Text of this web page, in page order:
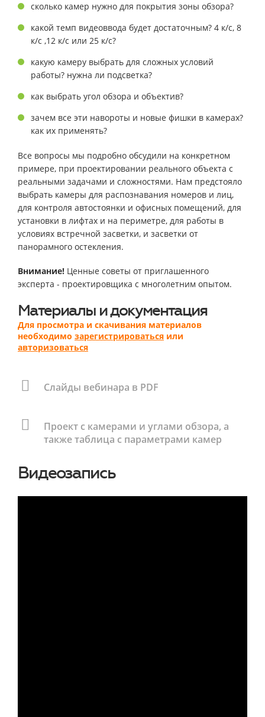
сколько камер нужно для покрытия зоны обзора?
какой темп видеоввода будет достаточным? 4 к/с, 8
к/с ,12 к/с или 25 к/с?
какую камеру выбрать для сложных условий
работы? нужна ли подсветка?
как выбрать угол обзора и объектив?
зачем все эти навороты и новые фишки в камерах?
как их применять?
Все вопросы мы подробно обсудили на конкретном
примере, при проектировании реального объекта с
реальными задачами и сложностями. Нам предстояло
выбрать камеры для распознавания номеров и лиц,
для контроля автостоянки и офисных помещений, для
установки в лифтах и на периметре, для работы в
условиях встречной засветки, и засветки от
панорамного остекления.
Внимание! Ценные советы от приглашенного
эксперта - проектировщика с многолетним опытом.
Материалы и документация
Для просмотра и скачивания материалов
необходимо зарегистрироваться или
авторизоваться
Cлайды вебинара в PDF
Проект с камерами и углами обзора, а
также таблица с параметрами камер
Видеозапись